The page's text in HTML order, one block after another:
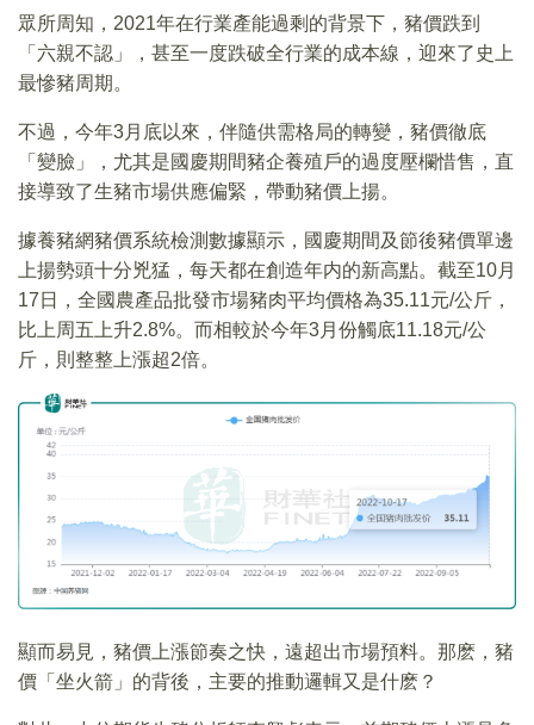
眾所周知，2021年在行業產能過剩的背景下，豬價跌到
「六親不認」，甚至一度跌破全行業的成本線，迎來了史上
最慘豬周期。
不過，今年3月底以來，伴隨供需格局的轉變，豬價徹底
「變臉」，尤其是國慶期間豬企養殖戶的過度壓欄惜售，直
接導致了生豬市場供應偏緊，帶動豬價上揚。
據養豬網豬價系統檢測數據顯示，國慶期間及節後豬價單邊
上揚勢頭十分兇猛，每天都在創造年内的新高點。截至10月
17日，全國農產品批發市場豬肉平均價格為35.11元/公斤，
比上周五上升2.8%。而相較於今年3月份觸底11.18元/公
斤，則整整上漲超2倍。
顯而易見，豬價上漲節奏之快，遠超出市場預料。那麽，豬
價「坐火箭」的背後，主要的推動邏輯又是什麽？